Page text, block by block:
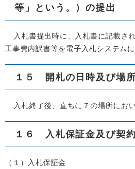
等」という。）の提出
入札書提出時に、入札書に記載さ
工事費内訳書等を電子入札システム
１５ 開札の日時及び場所
入札終了後、直ちに７の場所におい
１６ 入札保証金及び契
（１）入札保証金